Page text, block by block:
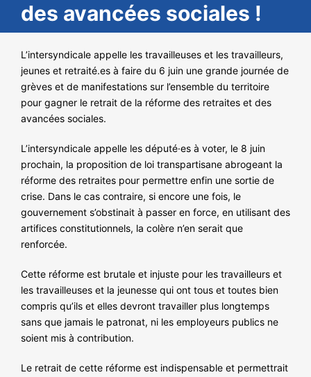
LA VIE FÉDÉRALE
COMMUNIQUÉS
NOS ACTIONS
des avancées sociales !
L’intersyndicale appelle les travailleuses et les travailleurs,
jeunes et retraité.es à faire du 6 juin une grande journée de
grèves et de manifestations sur l’ensemble du territoire
pour gagner le retrait de la réforme des retraites et des
avancées sociales.
L’intersyndicale appelle les député·es à voter, le 8 juin
prochain, la proposition de loi transpartisane abrogeant la
réforme des retraites pour permettre enfin une sortie de
crise. Dans le cas contraire, si encore une fois, le
gouvernement s’obstinait à passer en force, en utilisant des
artifices constitutionnels, la colère n’en serait que
renforcée.
Cette réforme est brutale et injuste pour les travailleurs et
les travailleuses et la jeunesse qui ont tous et toutes bien
compris qu’ils et elles devront travailler plus longtemps
sans que jamais le patronat, ni les employeurs publics ne
soient mis à contribution.
Le retrait de cette réforme est indispensable et permettrait